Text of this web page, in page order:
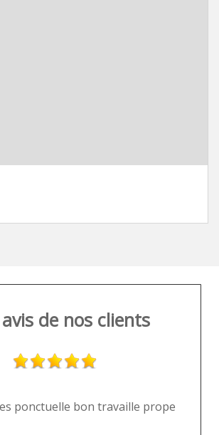
avis de nos clients
ponctuelle bon travaille prope